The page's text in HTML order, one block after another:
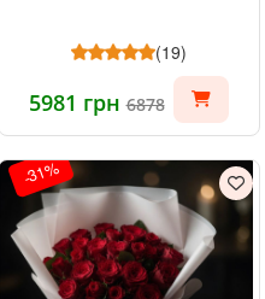
(19)
5981 грн6878
-31%